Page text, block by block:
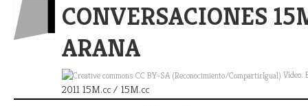
CONVERSACIONES
ARANA
Vídeo.
2011 15M.cc / 15M.cc